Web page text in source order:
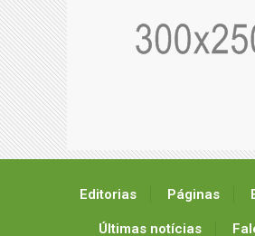
Editorias Páginas
Últimas notícias